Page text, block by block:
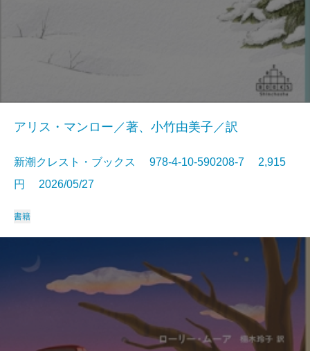
アリス・マンロー／著、小竹由美子／訳
新潮クレスト・ブックス 978-4-10-590208-7 2,915
円 2026/05/27
書籍